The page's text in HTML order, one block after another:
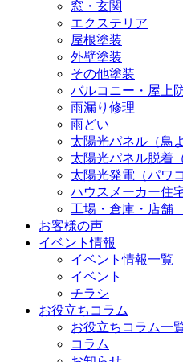
窓・玄関
エクステリア
屋根塗装
外壁塗装
その他塗装
バルコニー・屋上
雨漏り修理
雨どい
太陽光パネル（鳥
太陽光パネル脱着
太陽光発電（パワ
ハウスメーカー住
工場・倉庫・店舗
お客様の声
イベント情報
イベント情報一覧
イベント
チラシ
お役立ちコラム
お役立ちコラム一
コラム